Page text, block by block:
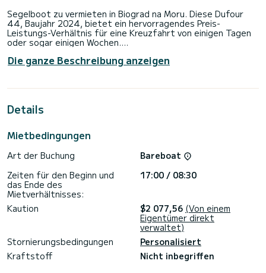
Segelboot zu vermieten in Biograd na Moru. Diese Dufour
44, Baujahr 2024, bietet ein hervorragendes Preis-
Leistungs-Verhältnis für eine Kreuzfahrt von einigen Tagen
oder sogar einigen Wochen.
Sie werden eine außergewöhnliche Kreuzfahrt auf diesem 14
Meter langen Segelboot erleben. Sie können während der
Kabinen mit vollem Komfort nutzen.
Diese Dufour 44 ist mit 4 Toiletten mit Dusche
Dieses Boot ist mit einem Rollgroßsegel und einer Rollgenua
Autopilot, Bugstrahlruder, Außenlautsprecher, WLAN und
Für Informationsanfragen oder Reservierungen klicken Sie
auf die Schaltfläche „Angebot anfordern“. Ein SamBoat-
Die ganze Beschreibung anzeigen
Details
Mietbedingungen
Art der Buchung
Bareboat
Zeiten für den Beginn und
das Ende des
Mietverhältnisses:
17:00 / 08:30
Kaution $2 077,56 (Von einem
Eigentümer direkt
verwaltet)
Stornierungsbedingungen
Personalisiert
Kraftstoff
Nicht inbegriffen